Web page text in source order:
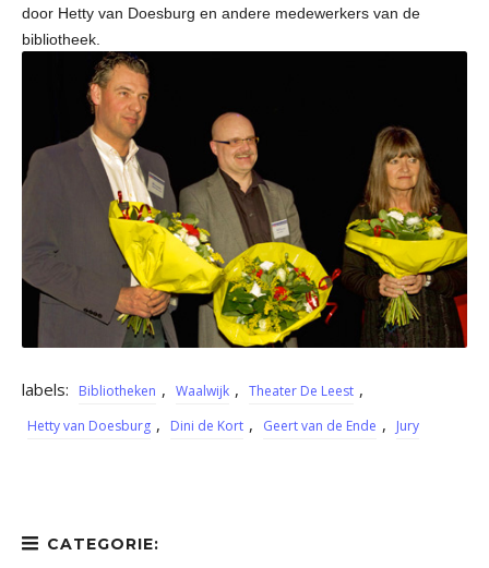
door Hetty van Doesburg en andere medewerkers van de
bibliotheek.
labels: Bibliotheken , Waalwijk , Theater De Leest ,
Hetty van Doesburg , Dini de Kort , Geert van de Ende , Jury